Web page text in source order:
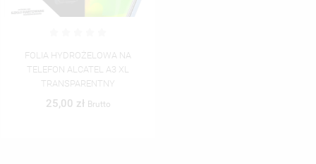
FOLIA HYDROŻELOWA NA
TELEFON ALCATEL A3 XL
TRANSPARENTNY
25,00 zł Brutto